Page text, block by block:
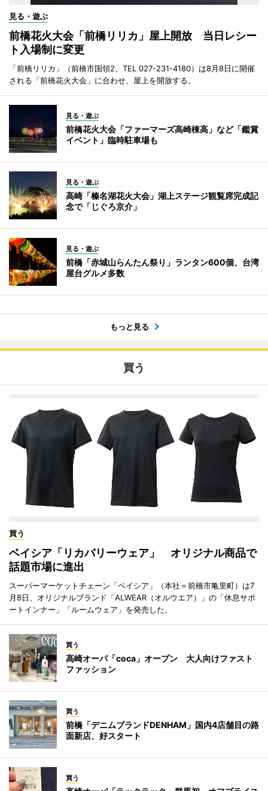
見る・遊ぶ
前橋花火大会「前橋リリカ」屋上開放 当日レシー
ト入場制に変更
「前橋リリカ」（前橋市国領2、TEL 027-231-4180）は8月8日に開催
される「前橋花火大会」に合わせ、屋上を開放する。
見る・遊ぶ
前橋花火大会「ファーマーズ高崎棟高」など「鑑賞
イベント」臨時駐車場も
見る・遊ぶ
高崎「榛名湖花火大会」湖上ステージ観覧席完成記
念で「じぐろ京介」
見る・遊ぶ
前橋「赤城山らんたん祭り」ランタン600個、台湾
屋台グルメ多数
もっと見る
買う
買う
ベイシア「リカバリーウェア」 オリジナル商品で
話題市場に進出
スーパーマーケットチェーン「ベイシア」（本社＝前橋市亀里町）は7
月8日、オリジナルブランド「ALWEAR（オルウエア）」の「休息サポ
ートインナー」「ルームウェア」を発売した。
買う
高崎オーパ「coca」オープン 大人向けファスト
ファッション
買う
前橋「デニムブランドDENHAM」国内4店舗目の路
面新店、好スタート
買う